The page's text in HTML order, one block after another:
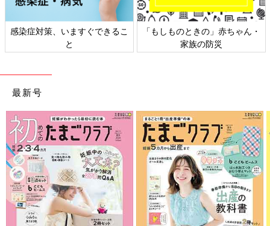
日本外来小児科学会リーフレッ
ト検討会
六星占術 細木かおりさんの人生
相談
最新号